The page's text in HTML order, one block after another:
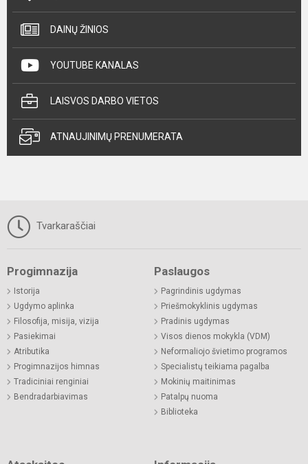
DAINŲ ŽINIOS
YOUTUBE KANALAS
LAISVOS DARBO VIETOS
ATNAUJINIMŲ PRENUMERATA
Tvarkaraščiai
Progimnazija
Istorija
Ugdymo aplinka
Filosofija, misija, vizija
Pasiekimai
Atributika
Progimnazijos himnas
Tradiciniai renginiai
Bendradarbiavimas
Paslaugos
Pagrindinis ugdymas
Priešmokyklinis ugdymas
Pradinis ugdymas
Visos dienos mokykla (VDM)
Neformaliojo švietimo programos
Specialistų teikiama pagalba
Mokinių maitinimas
Patalpų nuoma
Biblioteka